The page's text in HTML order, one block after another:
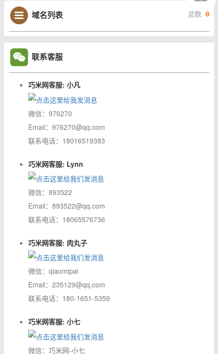
域名列表 总数0
联系客服
巧米网客服: 小凡
微信：976270
Email：976270@qq.com
联系电话：18016519383
巧米网客服: Lynn
微信：893522
Email：893522@qq.com
联系电话：18065576736
巧米网客服: 肉丸子
微信：qiaomipai
Email：235129@qq.com
联系电话：180-1651-5359
巧米网客服: 小七
微信：巧米网-小七